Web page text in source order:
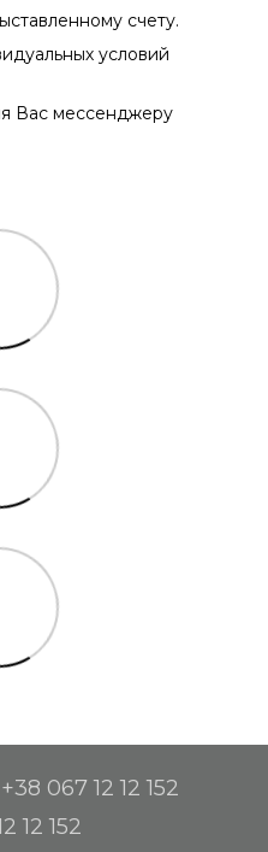
счету.
условий
Вас мессенджеру
+38 067 12 12 152
12 152